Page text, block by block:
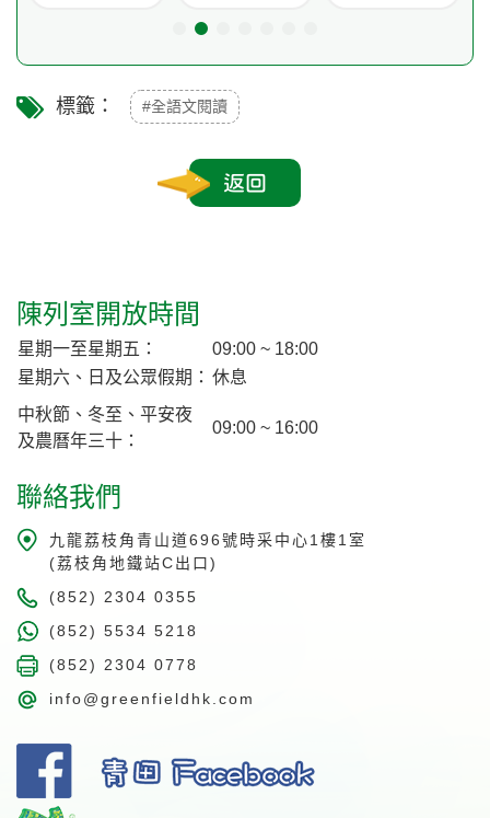
標籤： #全語文閱讀
返回
陳列室開放時間
星期一至星期五：
09:00 ~ 18:00
星期六、日及公眾假期： 休息
中秋節、冬至、平安夜
及農曆年三十：
09:00 ~ 16:00
聯絡我們
九龍荔枝角青山道696號時采中心1樓1室
(荔枝角地鐵站C出口)
(852) 2304 0355
(852) 5534 5218
(852) 2304 0778
info@greenfieldhk.com